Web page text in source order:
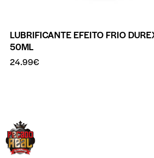
LUBRIFICANTE EFEITO FRIO
50ML
24.99€